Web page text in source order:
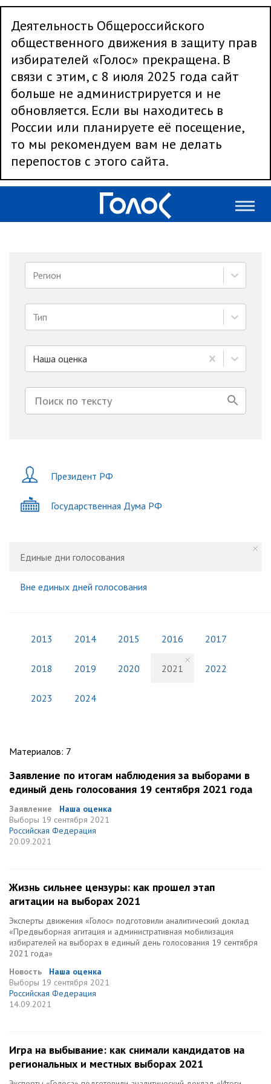
Деятельность Общероссийского
общественного движения в защиту прав
избирателей «Голос» прекращена. В
связи с этим, с 8 июля 2025 года сайт
больше не администрируется и не
обновляется. Если вы находитесь в
России или планируете её посещение,
то мы рекомендуем вам не делать
перепостов с этого сайта.
Регион
Тип
Наша оценка
Президент РФ
Государственная Дума РФ
Единые дни голосования
Вне единых дней голосования
2013 2014 2015 2016 2017
2018 2019 2020 2021 2022
2023 2024
Материалов: 7
Заявление по итогам наблюдения за выборами в
единый день голосования 19 сентября 2021 года
Заявление
Наша оценка
Выборы 19 сентября 2021
Российская Федерация
20.09.2021
Жизнь сильнее цензуры: как прошел этап
агитации на выборах 2021
Эксперты движения «Голос» подготовили аналитический доклад
«Предвыборная агитация и административная мобилизация
избирателей на выборах в единый день голосования 19 сентября
2021 года»
Новость
Наша оценка
Выборы 19 сентября 2021
Российская Федерация
14.09.2021
Игра на выбывание: как снимали кандидатов на
региональных и местных выборах 2021